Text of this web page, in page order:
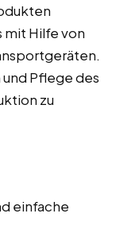
mit Hilfe von
Pflege des
zu
einfache